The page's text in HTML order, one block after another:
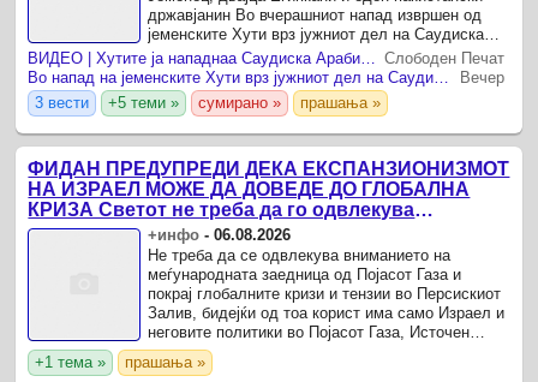
државјанин Во вчерашниот напад извршен од
јеменските Хути врз јужниот дел на Саудиска
Арабија беа повредени 11 цивили, соопшти воен
претставник, а ...
ВИДЕО | Хутите ја нападнаа Саудиска Арабија, повредени се 11 луѓе — меѓу нив и дете со тешки изгореници Слободен Печат
Во напад на јеменските Хути врз јужниот дел на Саудиска Арабија повредени се 11 цивили
Вечер
3 вести
+5 теми » сумирано » прашања »
ФИДАН ПРЕДУПРЕДИ ДЕКА ЕКСПАНЗИОНИЗМОТ
НА ИЗРАЕЛ МОЖЕ ДА ДОВЕДЕ ДО ГЛОБАЛНА
КРИЗА Светот не треба да го одвлекува
вниманието од Газа
+инфо -06.08.2026
Не треба да се одвлекува вниманието на
меѓународната заедница од Појасот Газа и
покрај глобалните кризи и тензии во Персискиот
Залив, бидејќи од тоа корист има само Израел и
неговите политики во Појасот Газа, Источен
Ерусалим и во Западен Брег, вели шефот на
турската дипломатија ...
+1 тема » прашања »